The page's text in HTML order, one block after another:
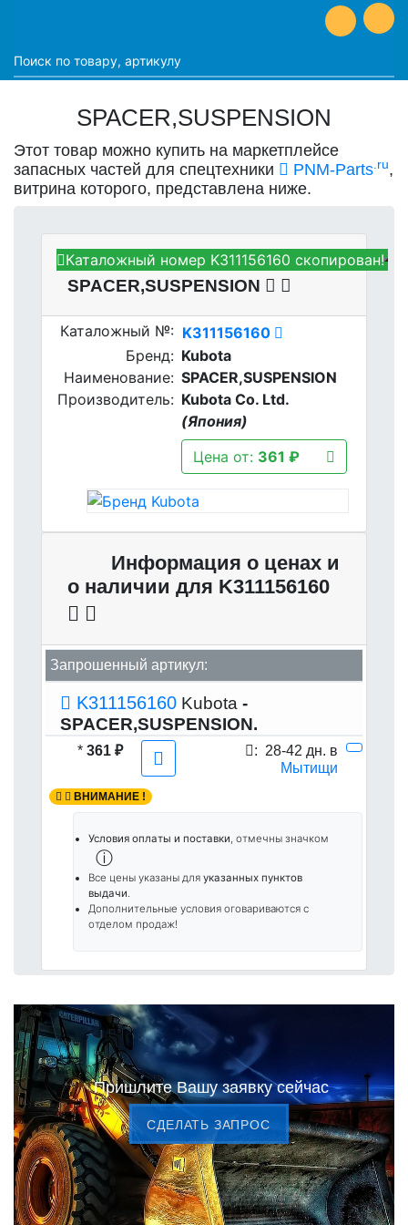
SPACER,SUSPENSION
Этот товар можно купить на маркетплейсе
запасных частей для спецтехники
PNM-Parts.ru,
витрина которого, представлена ниже.
Kubota K311156160 -
SPACER,SUSPENSION
Каталожный №: K311156160
Бренд: Kubota
Наименование: SPACER,SUSPENSION
Производитель: Kubota Co. Ltd.
(Япония)
Цена от: 361 ₽
Каталожный номер K311156160 скопирован!
Информация о ценах и
о наличии для K311156160
Запрошенный артикул:
K311156160 Kubota -
SPACER,SUSPENSION.
* 361 ₽ : 28-42 дн. в
Мытищи
ВНИМАНИЕ !
Условия оплаты и поставки, отмечны значком
ⓘ
Все цены указаны для указанных пунктов
выдачи.
Дополнительные условия оговариваются с
отделом продаж!
Пришлите Вашу заявку сейчас
CДЕЛАТЬ ЗАПРОС